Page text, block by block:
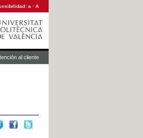
a · A
al cliente